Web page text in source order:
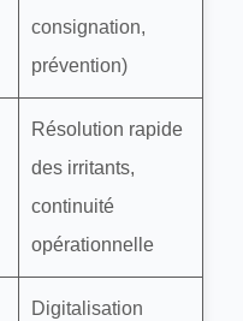
consignation,
prévention)
Résolution rapide
des irritants,
continuité
opérationnelle
Digitalisation